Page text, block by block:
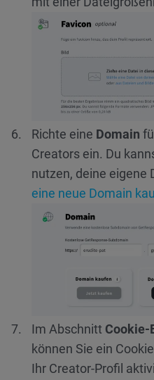
Richte eine Domain
Creators ein. Du
nutzen, deine eigene
eine neue Domain
Im Abschnitt Cookie-
können Sie ein
Ihr Creator-Profil